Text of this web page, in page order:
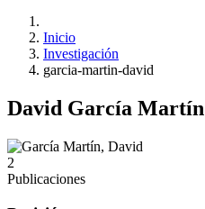
Inicio
Investigación
garcia-martin-david
David García Martín
2
Publicaciones